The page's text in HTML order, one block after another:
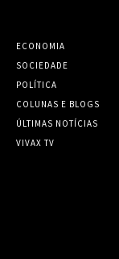
ECONOMIA
SOCIEDADE
POLÍTICA
COLUNAS E BLOGS
ÚLTIMAS NOTÍCIAS
VIVAX TV